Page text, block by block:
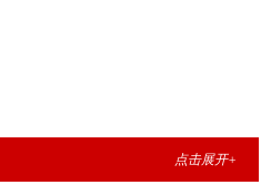
点击展开+